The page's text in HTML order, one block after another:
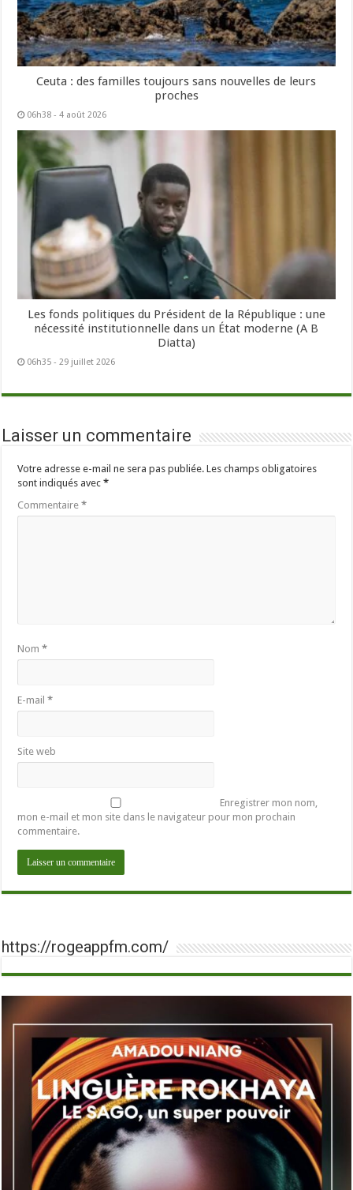
Ceuta : des familles toujours sans nouvelles de leurs
proches
06h38 - 4 août 2026
Les fonds politiques du Président de la République : une
nécessité institutionnelle dans un État moderne (A B
Diatta)
06h35 - 29 juillet 2026
Laisser un commentaire
Votre adresse e-mail ne sera pas publiée. Les champs obligatoires
sont indiqués avec*
Commentaire*
Nom*
E-mail*
Site web
Enregistrer mon nom,
mon e-mail et mon site dans le navigateur pour mon prochain
commentaire.
https://rogeappfm.com/